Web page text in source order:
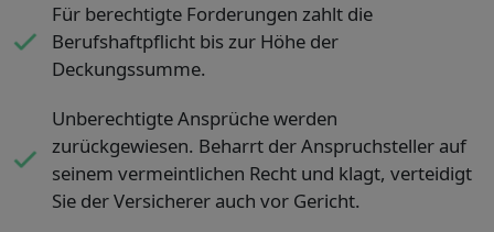
Für berechtigte Forderungen zahlt die
Berufshaftpflicht bis zur Höhe der
Deckungssumme.
Unberechtigte Ansprüche werden
zurückgewiesen. Beharrt der Anspruchsteller auf
seinem vermeintlichen Recht und klagt, verteidigt
Sie der Versicherer auch vor Gericht.